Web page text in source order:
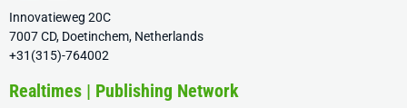
Innovatieweg 20C
7007 CD, Doetinchem, Netherlands
+31(315)-764002
Realtimes | Publishing Network